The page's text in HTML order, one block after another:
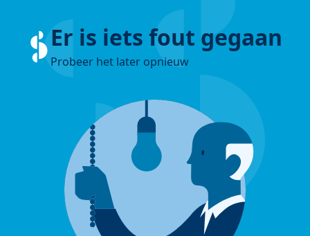
Er is iets fout gegaan
Probeer het later opnieuw